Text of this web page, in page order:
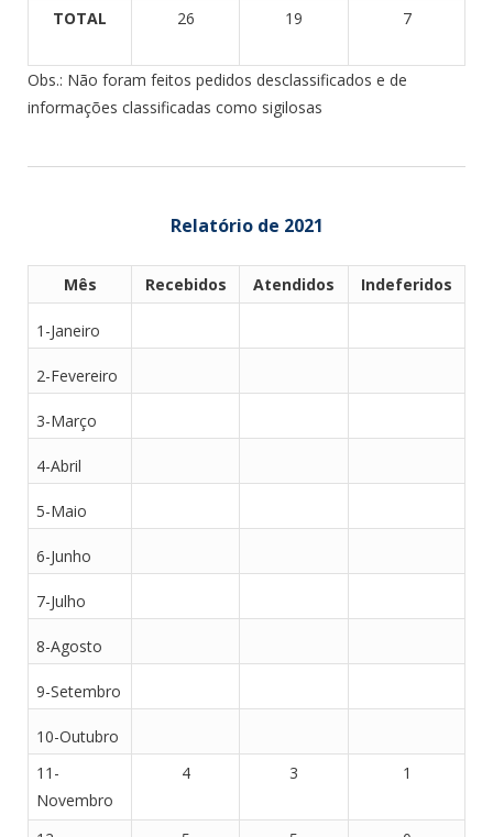
TOTAL
26 19 7
Obs.: Não foram feitos pedidos desclassificados e de
informações classificadas como sigilosas
Relatório de 2021
Mês Recebidos Atendidos Indeferidos
1-Janeiro
2-Fevereiro
3-Março
4-Abril
5-Maio
6-Junho
7-Julho
8-Agosto
9-Setembro
10-Outubro
11-
Novembro
4 3 1